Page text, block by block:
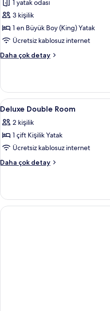
tüm
fotoğrafları
görün
1 yatak odası
3 kişilik
1 en Büyük Boy (King) Yatak
Ücretsiz kablosuz internet
Daha çok detay
Imperial
fazla
detay
Deluxe
Double
Room
için
tüm
fotoğrafları
4
Deluxe Double Room
2 kişilik
1 çift Kişilik Yatak
Ücretsiz kablosuz internet
Daha çok detay
Deluxe
daha
fazla
detay